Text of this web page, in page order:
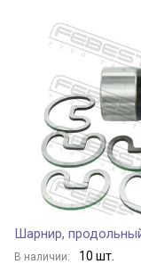
Шарнир,
В наличии: 10 шт.